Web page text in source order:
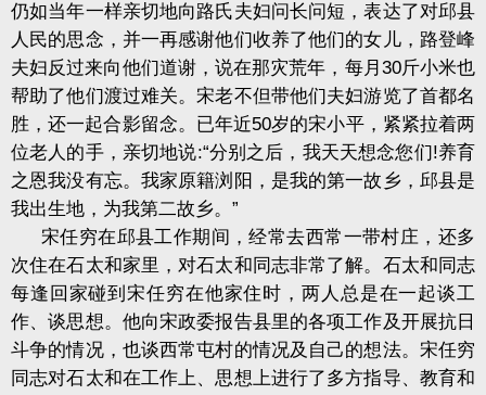
仍如当年一样亲切地向路氏夫妇问长问短，表达了对邱县
人民的思念，并一再感谢他们收养了他们的女儿，路登峰
夫妇反过来向他们道谢，说在那灾荒年，每月30斤小米也
帮助了他们渡过难关。宋老不但带他们夫妇游览了首都名
胜，还一起合影留念。已年近50岁的宋小平，紧紧拉着两
位老人的手，亲切地说:“分别之后，我天天想念您们!养育
之恩我没有忘。我家原籍浏阳，是我的第一故乡，邱县是
我出生地，为我第二故乡。”
宋任穷在邱县工作期间，经常去西常一带村庄，还多
次住在石太和家里，对石太和同志非常了解。石太和同志
每逢回家碰到宋任穷在他家住时，两人总是在一起谈工
作、谈思想。他向宋政委报告县里的各项工作及开展抗日
斗争的情况，也谈西常屯村的情况及自己的想法。宋任穷
同志对石太和在工作上、思想上进行了多方指导、教育和